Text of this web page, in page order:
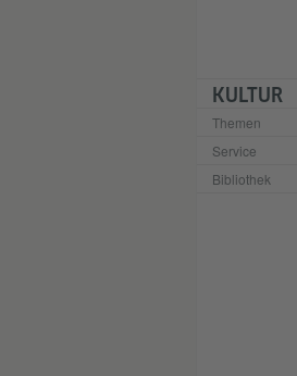
KULTUR
Themen
Service
Bibliothek